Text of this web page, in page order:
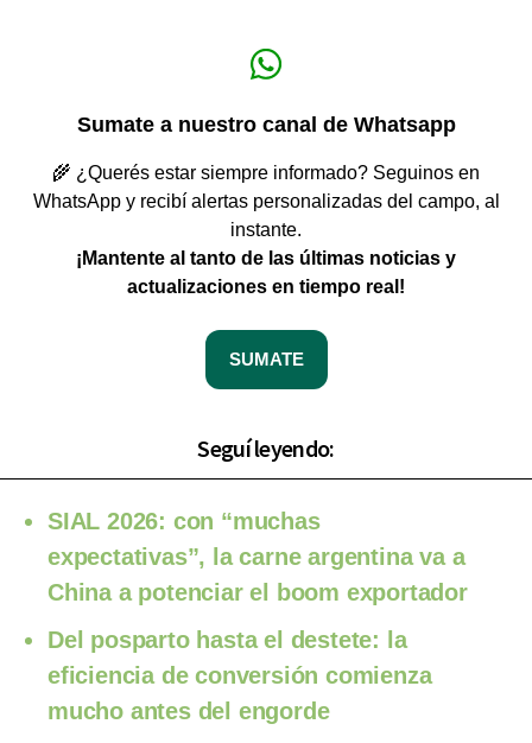
Sumate a nuestro canal de Whatsapp
🌾 ¿Querés estar siempre informado? Seguinos en
WhatsApp y recibí alertas personalizadas del campo, al
instante.
¡Mantente al tanto de las últimas noticias y
actualizaciones en tiempo real!
SUMATE
Seguí leyendo:
SIAL 2026: con “muchas
expectativas”, la carne argentina va a
China a potenciar el boom exportador
Del posparto hasta el destete: la
eficiencia de conversión comienza
mucho antes del engorde